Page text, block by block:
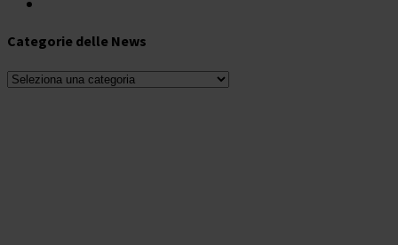
Categorie delle News
Categorie